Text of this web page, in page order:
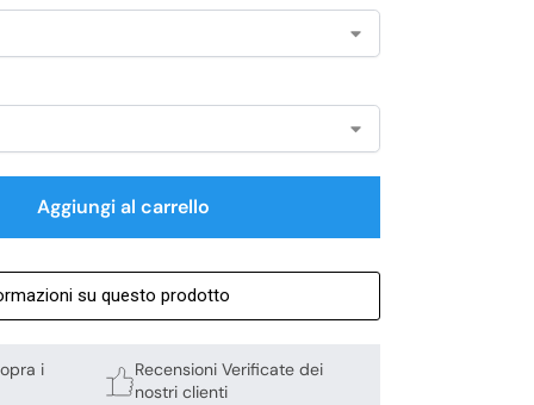
Aggiungi al carrello
su questo prodotto
i
Recensioni Verificate dei
nostri clienti